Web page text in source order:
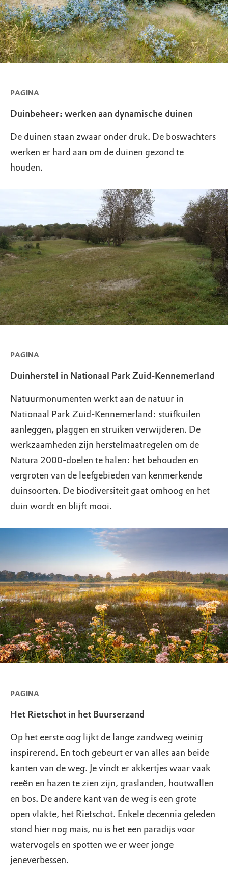
PAGINA
Duinbeheer: werken aan dynamische duinen
De duinen staan zwaar onder druk. De boswachters
werken er hard aan om de duinen gezond te
houden.
PAGINA
Duinherstel in Nationaal Park Zuid-Kennemerland
Natuurmonumenten werkt aan de natuur in
Nationaal Park Zuid-Kennemerland: stuifkuilen
aanleggen, plaggen en struiken verwijderen. De
werkzaamheden zijn herstelmaatregelen om de
Natura 2000-doelen te halen: het behouden en
vergroten van de leefgebieden van kenmerkende
duinsoorten. De biodiversiteit gaat omhoog en het
duin wordt en blijft mooi.
PAGINA
Het Rietschot in het Buurserzand
Op het eerste oog lijkt de lange zandweg weinig
inspirerend. En toch gebeurt er van alles aan beide
kanten van de weg. Je vindt er akkertjes waar vaak
reeёn en hazen te zien zijn, graslanden, houtwallen
en bos. De andere kant van de weg is een grote
open vlakte, het Rietschot. Enkele decennia geleden
stond hier nog mais, nu is het een paradijs voor
watervogels en spotten we er weer jonge
jeneverbessen.